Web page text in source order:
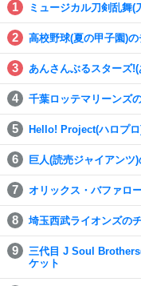
ミュージカル刀剣乱舞(
高校野球(夏の甲子園)の
あんさんぶるスターズ
千葉ロッテマリーンズ
Hello! Project(ハロプロ
巨人(読売ジャイアンツ
オリックス・バファロ
埼玉西武ライオンズの
三代目 J Soul
ケット